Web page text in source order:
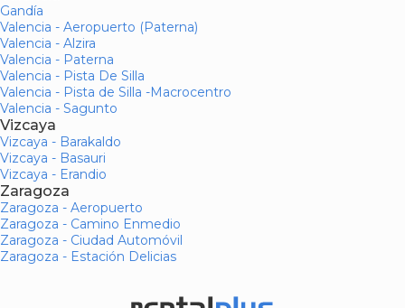
Gandía
Valencia - Aeropuerto (Paterna)
Valencia - Alzira
Valencia - Paterna
Valencia - Pista De Silla
Valencia - Pista de Silla -Macrocentro
Valencia - Sagunto
Vizcaya
Vizcaya - Barakaldo
Vizcaya - Basauri
Vizcaya - Erandio
Zaragoza
Zaragoza - Aeropuerto
Zaragoza - Camino Enmedio
Zaragoza - Ciudad Automóvil
Zaragoza - Estación Delicias